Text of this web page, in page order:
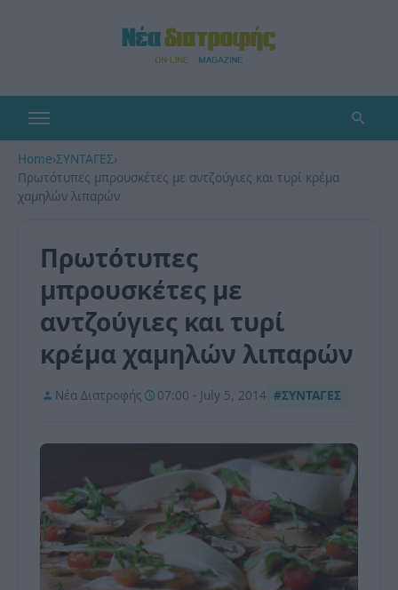
Home›ΣΥΝΤΑΓΕΣ›
Πρωτότυπες μπρουσκέτες με αντζούγιες και τυρί κρέμα
χαμηλών λιπαρών
Πρωτότυπες
μπρουσκέτες με
αντζούγιες και τυρί
κρέμα χαμηλών λιπαρών
Νέα Διατροφής 07:00 - July 5, 2014 #ΣΥΝΤΑΓΕΣ